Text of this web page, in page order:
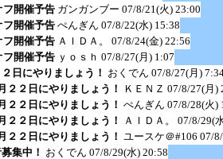
フ開催予告 ガンガンブー 07/8/21(火) 23:00
フ開催予告 ぺんぎん 07/8/22(水) 15:38
フ開催予告 ＡＩＤＡ。
07/8/24(金) 22:56
フ開催予告 ｙｏｓｈ 07/8/27(月) 1:07
日にやりましょう！
おくでん 07/8/27(月)
２２日にやりましょう！
ＫＥＮＺ 07/8/27(月)
２２日にやりましょう！ ぺんぎん 07/8/28(火)
２２日にやりましょう！
ＡＩＤＡ。
07/8/29(
２２日にやりましょう！ ユースケ＠#106 07/
集中！ おくでん 07/8/29(水) 20:58